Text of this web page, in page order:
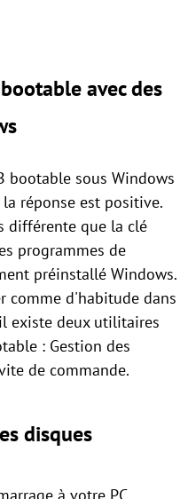
avec des
bootable sous Windows
réponse est positive.
différente que la clé
programmes de
préinstallé Windows.
comme d'habitude dans
existe deux utilitaires
: Gestion des
de commande.
disques